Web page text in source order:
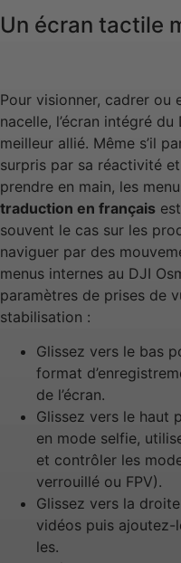
Un écran tactile
Pour visionner, cadrer ou
nacelle, l’écran intégré
meilleur allié. Même s’il
surpris par sa réactivité
prendre en main, les
traduction en français
souvent le cas sur les
naviguer par des
menus internes au DJI
paramètres de prises de
stabilisation :
Glissez vers le bas
format
de l’écran.
Glissez vers le haut
en mode selfie,
et contrôler les
verrouillé ou FPV).
Glissez vers la
vidéos puis
les.